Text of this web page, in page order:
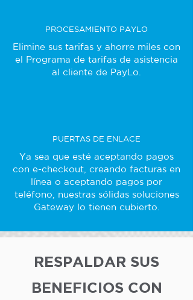
PROCESAMIENTO PAYLO
Elimine sus tarifas y ahorre miles con
el Programa de tarifas de asistencia
al cliente de PayLo.
PUERTAS DE ENLACE
Ya sea que esté aceptando pagos
con e-checkout, creando facturas en
línea o aceptando pagos por
teléfono, nuestras sólidas soluciones
Gateway lo tienen cubierto.
RESPALDAR SUS
BENEFICIOS CON